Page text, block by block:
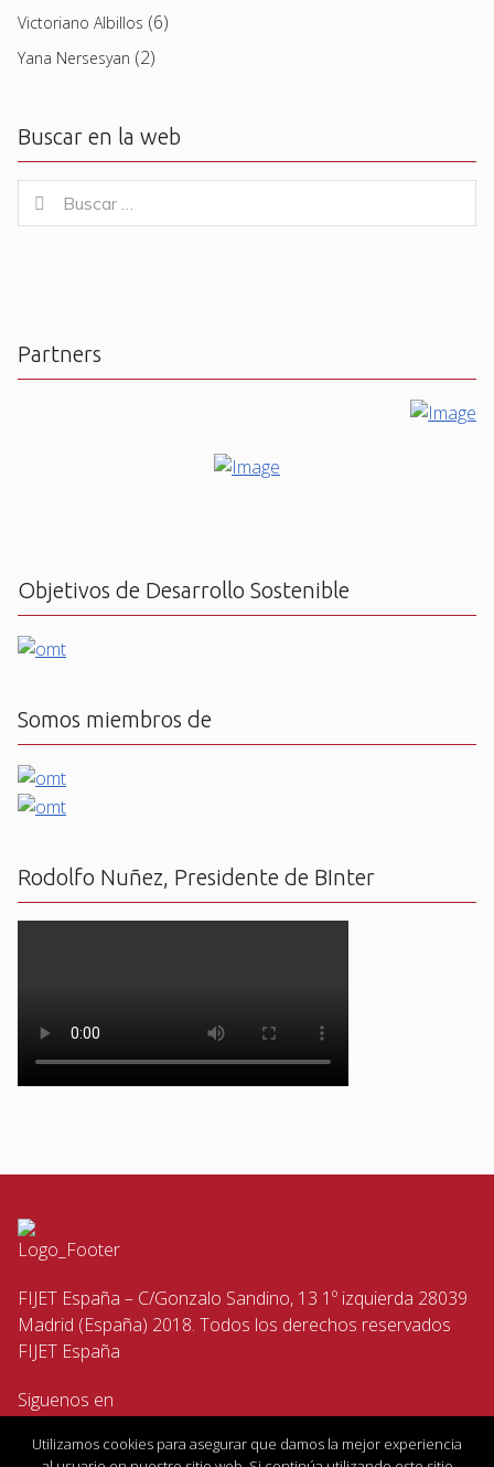
Victoriano Albillos (6)
Yana Nersesyan (2)
Buscar en la web
for:
Buscar
Partners
Objetivos de Desarrollo Sostenible
Somos miembros de
Rodolfo Nuñez, Presidente de BInter
FIJET España – C/Gonzalo Sandino, 13 1º izquierda 28039
Madrid (España) 2018. Todos los derechos reservados
FIJET España
Siguenos en
Utilizamos cookies para asegurar que damos la mejor experiencia